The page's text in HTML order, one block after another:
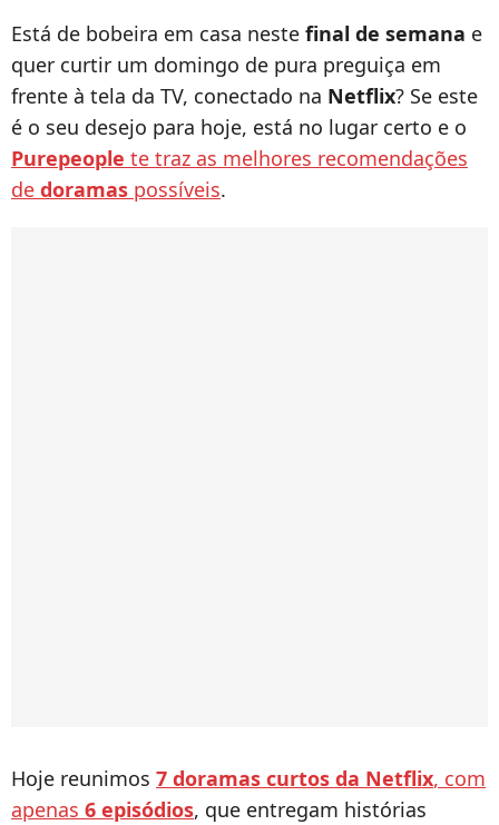
Está de bobeira em casa neste final de semana e
quer curtir um domingo de pura preguiça em
frente à tela da TV, conectado na Netflix? Se este
é o seu desejo para hoje, está no lugar certo e o
Purepeople te traz as melhores recomendações
de doramas possíveis.
Hoje reunimos 7 doramas curtos da Netflix, com
apenas 6 episódios, que entregam histórias